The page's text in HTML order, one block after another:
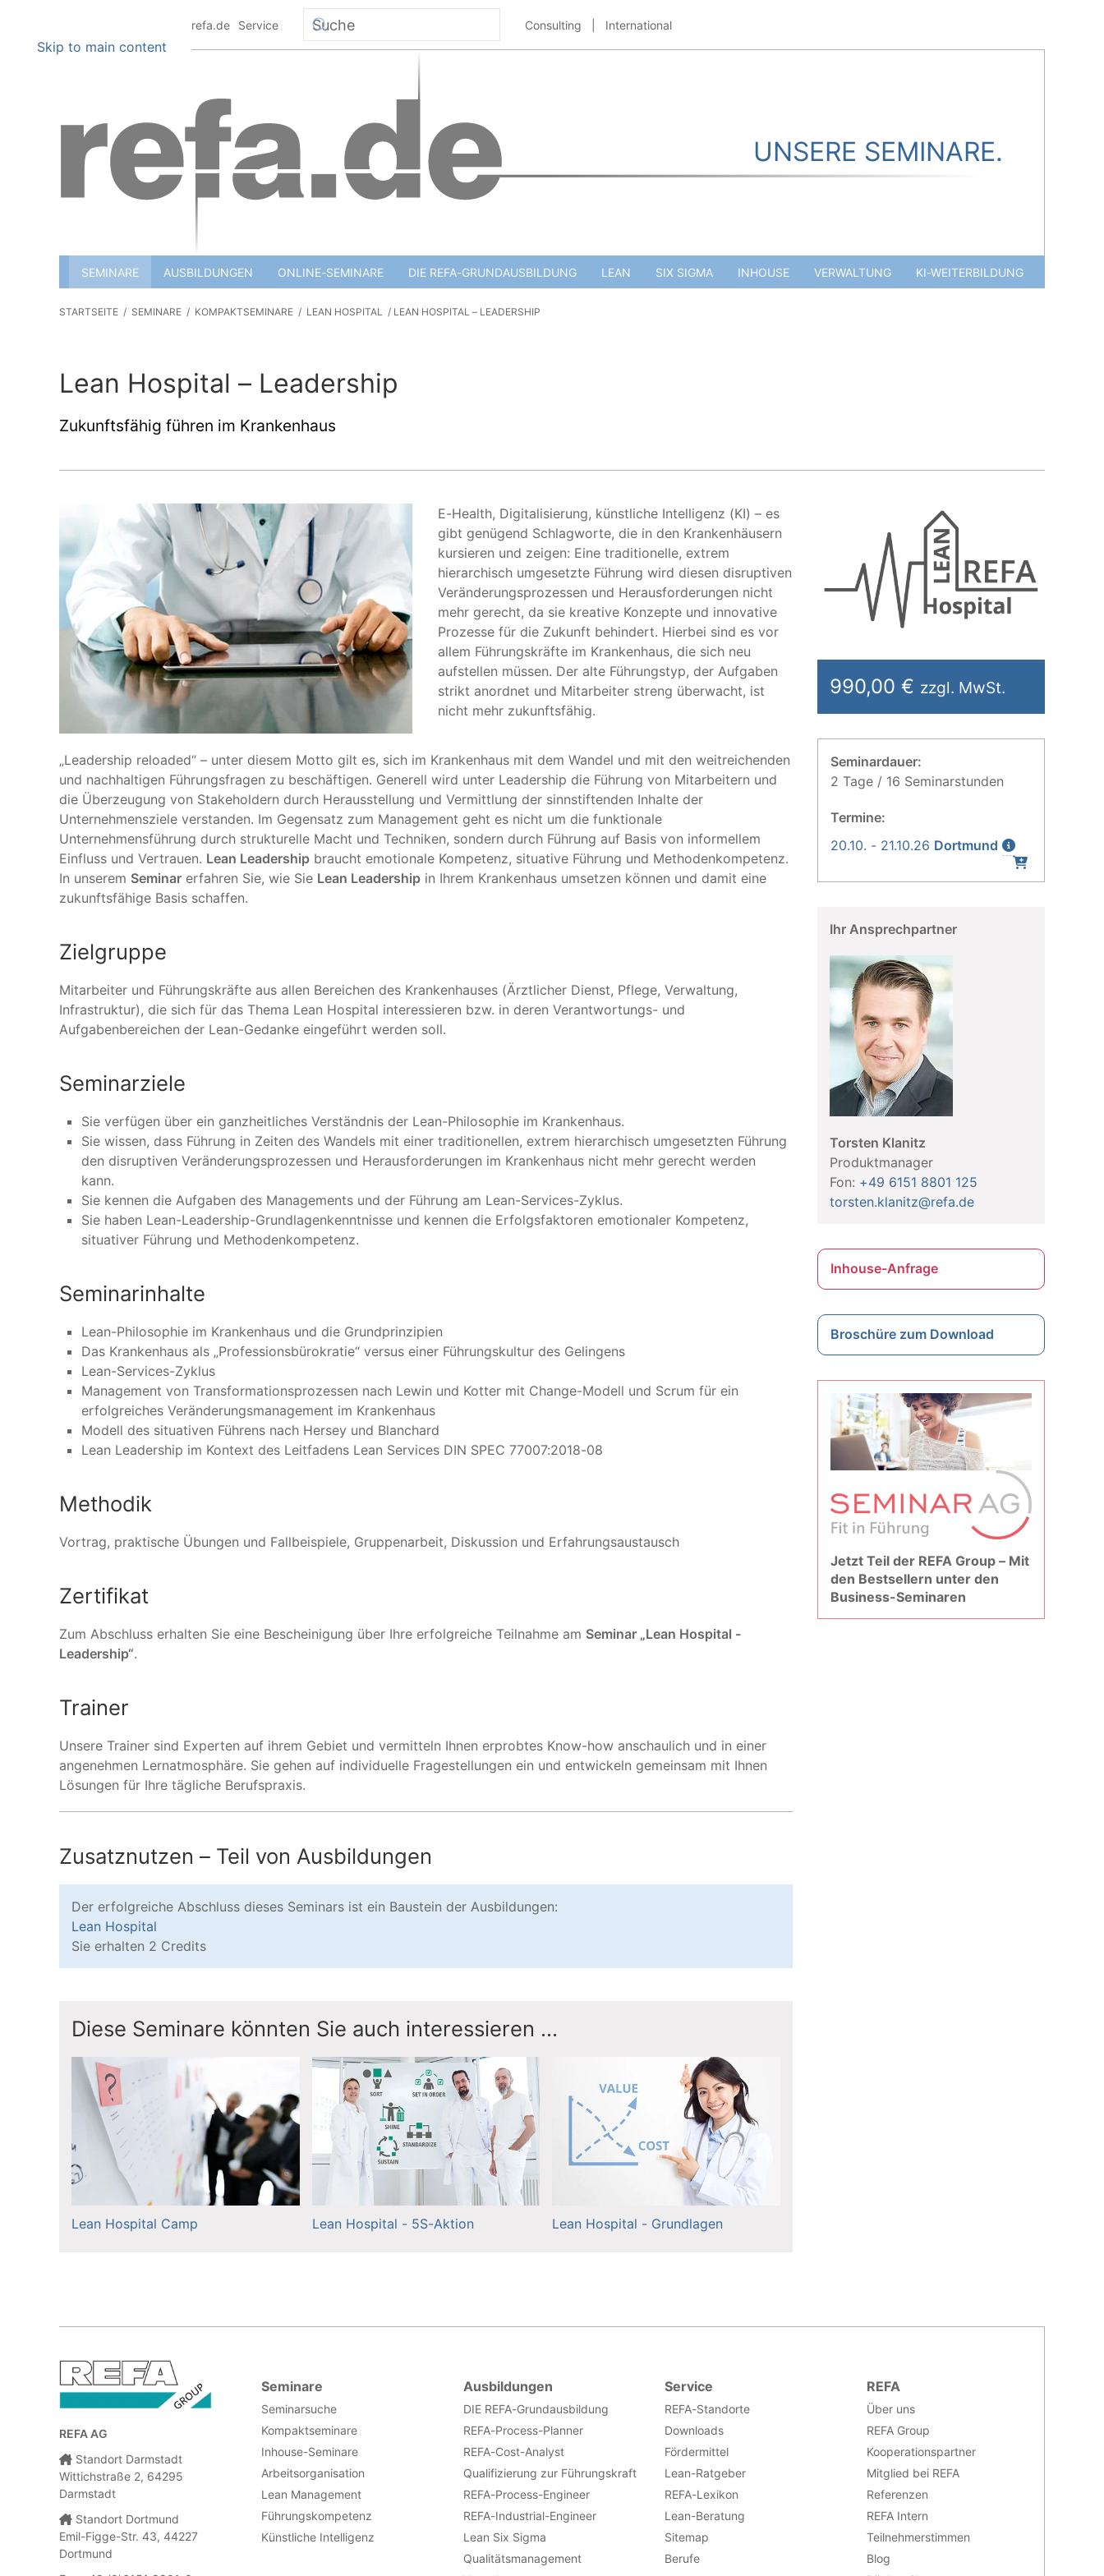
Skip to main content
info@refa.de Service Consulting International
UNSERE SEMINARE.
SEMINARE AUSBILDUNGEN ONLINE-SEMINARE DIE REFA-GRUNDAUSBILDUNG LEAN SIX SIGMA INHOUSE VERWALTUNG KI-WEITERBILDUNG
STARTSEITE SEMINARE KOMPAKTSEMINARE LEAN HOSPITAL LEAN HOSPITAL – LEADERSHIP
Lean Hospital – Leadership
Zukunftsfähig führen im Krankenhaus
E-Health, Digitalisierung, künstliche Intelligenz (KI) – es
gibt genügend Schlagworte, die in den Krankenhäusern
kursieren und zeigen: Eine traditionelle, extrem
hierarchisch umgesetzte Führung wird diesen disruptiven
Veränderungsprozessen und Herausforderungen nicht
mehr gerecht, da sie kreative Konzepte und innovative
Prozesse für die Zukunft behindert. Hierbei sind es vor
allem Führungskräfte im Krankenhaus, die sich neu
aufstellen müssen. Der alte Führungstyp, der Aufgaben
strikt anordnet und Mitarbeiter streng überwacht, ist
nicht mehr zukunftsfähig.
„Leadership reloaded“ – unter diesem Motto gilt es, sich im Krankenhaus mit dem Wandel und mit den weitreichenden
und nachhaltigen Führungsfragen zu beschäftigen. Generell wird unter Leadership die Führung von Mitarbeitern und
die Überzeugung von Stakeholdern durch Herausstellung und Vermittlung der sinnstiftenden Inhalte der
Unternehmensziele verstanden. Im Gegensatz zum Management geht es nicht um die funktionale
Unternehmensführung durch strukturelle Macht und Techniken, sondern durch Führung auf Basis von informellem
Einfluss und Vertrauen. Lean Leadership braucht emotionale Kompetenz, situative Führung und Methodenkompetenz.
In unserem Seminar erfahren Sie, wie Sie Lean Leadership in Ihrem Krankenhaus umsetzen können und damit eine
zukunftsfähige Basis schaffen.
Zielgruppe
Mitarbeiter und Führungskräfte aus allen Bereichen des Krankenhauses (Ärztlicher Dienst, Pflege, Verwaltung,
Infrastruktur), die sich für das Thema Lean Hospital interessieren bzw. in deren Verantwortungs- und
Aufgabenbereichen der Lean-Gedanke eingeführt werden soll.
Seminarziele
Sie verfügen über ein ganzheitliches Verständnis der Lean-Philosophie im Krankenhaus.
Sie wissen, dass Führung in Zeiten des Wandels mit einer traditionellen, extrem hierarchisch umgesetzten Führung
den disruptiven Veränderungsprozessen und Herausforderungen im Krankenhaus nicht mehr gerecht werden
kann.
Sie kennen die Aufgaben des Managements und der Führung am Lean-Services-Zyklus.
Sie haben Lean-Leadership-Grundlagenkenntnisse und kennen die Erfolgsfaktoren emotionaler Kompetenz,
situativer Führung und Methodenkompetenz.
Seminarinhalte
Lean-Philosophie im Krankenhaus und die Grundprinzipien
Das Krankenhaus als „Professionsbürokratie“ versus einer Führungskultur des Gelingens
Lean-Services-Zyklus
Management von Transformationsprozessen nach Lewin und Kotter mit Change-Modell und Scrum für ein
erfolgreiches Veränderungsmanagement im Krankenhaus
Modell des situativen Führens nach Hersey und Blanchard
Lean Leadership im Kontext des Leitfadens Lean Services DIN SPEC 77007:2018-08
Methodik
Vortrag, praktische Übungen und Fallbeispiele, Gruppenarbeit, Diskussion und Erfahrungsaustausch
Zertifikat
Zum Abschluss erhalten Sie eine Bescheinigung über Ihre erfolgreiche Teilnahme am Seminar „Lean Hospital -
Leadership“.
Trainer
Unsere Trainer sind Experten auf ihrem Gebiet und vermitteln Ihnen erprobtes Know-how anschaulich und in einer
angenehmen Lernatmosphäre. Sie gehen auf individuelle Fragestellungen ein und entwickeln gemeinsam mit Ihnen
Lösungen für Ihre tägliche Berufspraxis.
Zusatznutzen – Teil von Ausbildungen
Der erfolgreiche Abschluss dieses Seminars ist ein Baustein der Ausbildungen:
Lean Hospital
Sie erhalten 2 Credits
Diese Seminare könnten Sie auch interessieren ...
Lean Hospital Camp Lean Hospital - 5S-Aktion Lean Hospital - Grundlagen
990,00 € zzgl. MwSt.
Seminardauer:
2 Tage / 16 Seminarstunden
Termine:
20.10. - 21.10.26 Dortmund
Ihr Ansprechpartner
Torsten Klanitz
Produktmanager
Fon: +49 6151 8801 125
torsten.klanitz@refa.de
Inhouse-Anfrage
Broschüre zum Download
Jetzt Teil der REFA Group – Mit
den Bestsellern unter den
Business-Seminaren
REFA AG
Standort Darmstadt
Wittichstraße 2, 64295
Darmstadt
Standort Dortmund
Emil-Figge-Str. 43, 44227
Dortmund
Seminare
Seminarsuche
Kompaktseminare
Inhouse-Seminare
Arbeitsorganisation
Lean Management
Führungskompetenz
Künstliche Intelligenz
Ausbildungen
DIE REFA-Grundausbildung
REFA-Process-Planner
REFA-Cost-Analyst
Qualifizierung zur Führungskraft
REFA-Process-Engineer
REFA-Industrial-Engineer
Lean Six Sigma
Qualitätsmanagement
Service
REFA-Standorte
Downloads
Fördermittel
Lean-Ratgeber
REFA-Lexikon
Lean-Beratung
Sitemap
Berufe
REFA
Über uns
REFA Group
Kooperationspartner
Mitglied bei REFA
Referenzen
REFA Intern
Teilnehmerstimmen
Blog